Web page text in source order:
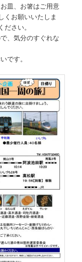
皿、お箸はご用意
くお願いいたしま
さい。
、気分のすぐれな
です。